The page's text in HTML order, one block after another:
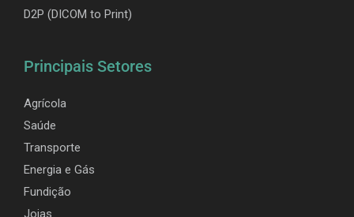
D2P (DICOM to Print)
Principais Setores
Agrícola
Saúde
Transporte
Energia e Gás
Fundição
Joias